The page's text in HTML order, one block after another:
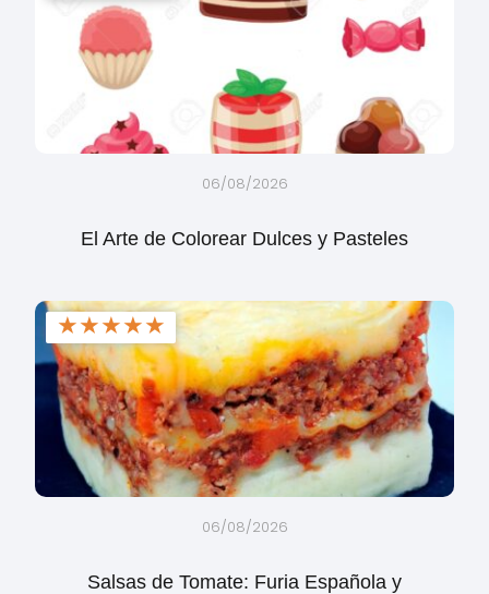
06/08/2026
El Arte de Colorear Dulces y Pasteles
★★★★★
06/08/2026
Salsas de Tomate: Furia Española y